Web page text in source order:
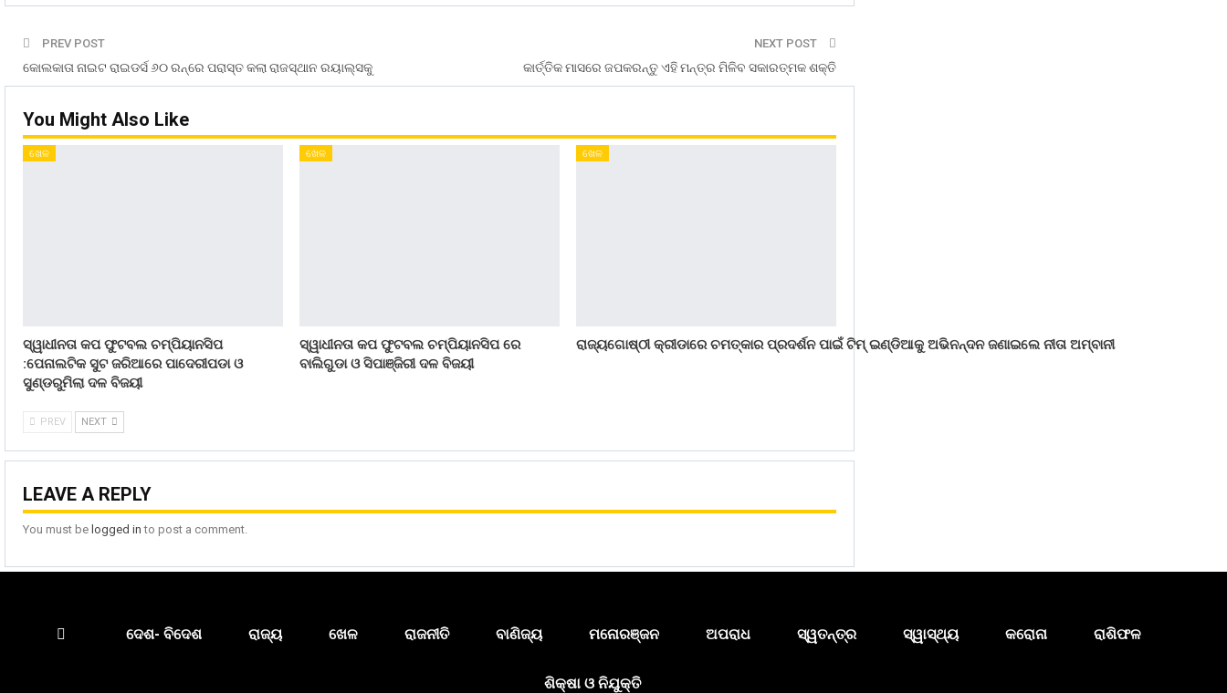
PREV POST
କୋଲକାତା ନାଇଟ ରାଇଡର୍ସ ୬୦ ରନ୍‌ରେ ପରାସ୍ତ କଲା ରାଜସ୍ଥାନ ରୟାଲ୍ସକୁ
NEXT POST
କାର୍ତ୍ତିକ ମାସରେ ଜପକରନ୍ତୁ ଏହି ମନ୍ତ୍ର ମିଳିବ ସକାରତ୍ମକ ଶକ୍ତି
You Might Also Like
ଖେଳ
ସ୍ୱାଧୀନତା କପ ଫୁଟବଲ ଚମ୍ପିୟାନସିପ
:ପେନାଲଟିକ ସୁଟ ଜରିଆରେ ପାଦେରୀପଡା ଓ
ସୁଣ୍ଡରୁମିଲା ଦଳ ବିଜୟୀ
ଖେଳ
ସ୍ୱାଧୀନତା କପ ଫୁଟବଲ ଚମ୍ପିୟାନସିପ ରେ
ବାଲିଗୁଡା ଓ ସିପାଞ୍ଜିରୀ ଦଳ ବିଜୟୀ
ଖେଳ
ରାଜ୍ୟଗୋଷ୍ଠୀ କ୍ରୀଡାରେ ଚମତ୍କାର ପ୍ରଦର୍ଶନ ପାଇଁ ଟିମ୍ ଇଣ୍ଡିଆକୁ ଅଭିନନ୍ଦନ ଜଣାଇଲେ ନୀତା ଅମ୍ବାନୀ
PREV NEXT
LEAVE A REPLY
You must be logged in to post a comment.
ଦେଶ- ବିଦେଶ ରାଜ୍ୟ ଖେଳ ରାଜନୀତି ବାଣିଜ୍ୟ ମନୋରଞ୍ଜନ ଅପରାଧ ସ୍ୱତନ୍ତ୍ର ସ୍ୱାସ୍ଥ୍ୟ କରୋନା ରାଶିଫଳ
ଶିକ୍ଷା ଓ ନିଯୁକ୍ତି